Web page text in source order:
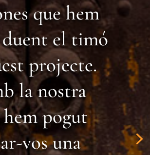
que hem
el timó
projecte.
la nostra
pogut
vos una